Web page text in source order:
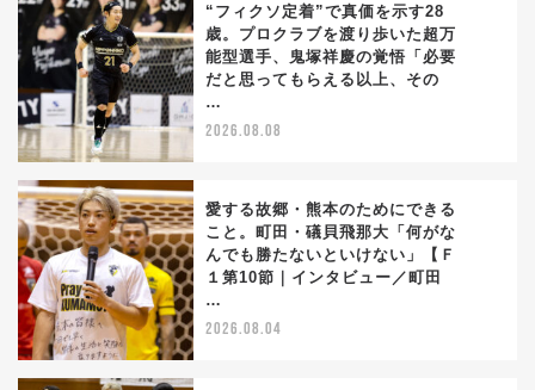
“フィクソ定着”で真価を示す28
歳。プロクラブを渡り歩いた超万
能型選手、鬼塚祥慶の覚悟「必要
だと思ってもらえる以上、その
…
2026.08.08
愛する故郷・熊本のためにできる
こと。町田・礒貝飛那大「何がな
んでも勝たないといけない」【Ｆ
１第10節｜インタビュー／町田
…
2026.08.04